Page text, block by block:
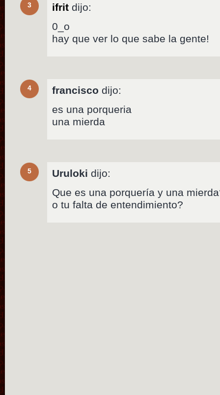
3 ifrit dijo:
0_o
hay que ver lo que sabe la gente!
4 francisco dijo:
es una porqueria
una mierda
5 Uruloki dijo:
Que es una porquería y una
o tu falta de entendimiento?